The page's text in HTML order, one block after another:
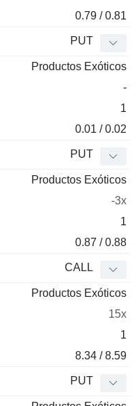
0.79 / 0.81
PUT
Productos Exóticos
-
1
0.01 / 0.02
PUT
Productos Exóticos
-3x
1
0.87 / 0.88
CALL
Productos Exóticos
15x
1
8.34 / 8.59
PUT